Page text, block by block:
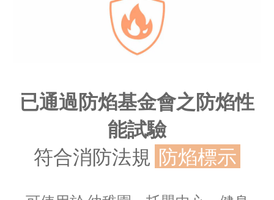
已通過防焰基金會之防焰性
能試驗
符合消防法規 防焰標示